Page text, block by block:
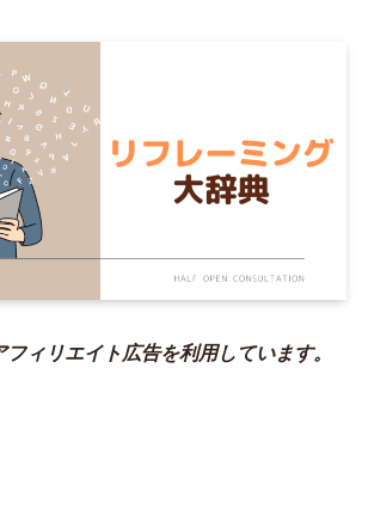
ィリエイト広告を利用しています。